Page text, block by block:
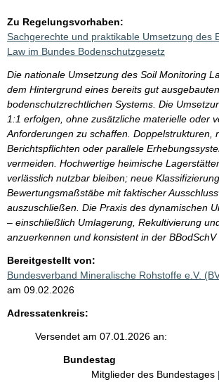
Zu Regelungsvorhaben:
Sachgerechte und praktikable Umsetzung des
Law im Bundes Bodenschutzgesetz
Die nationale Umsetzung des Soil Monitoring
dem Hintergrund eines bereits gut ausgebauten
bodenschutzrechtlichen Systems. Die
1:1 erfolgen, ohne zusätzliche materielle oder
Anforderungen zu schaffen. Doppelstrukturen,
Berichtspflichten oder parallele
vermeiden. Hochwertige heimische
verlässlich nutzbar bleiben; neue
Bewertungsmaßstäbe mit faktischer
auszuschließen. Die Praxis des dynamischen
– einschließlich Umlagerung, Rekultivierung
anzuerkennen und konsistent in der BBodSchV
Bereitgestellt von:
Bundesverband Mineralische Rohstoffe e.V.
am 09.02.2026
Adressatenkreis:
Versendet am 07.01.2026 an:
Bundestag
Mitglieder des Bundestages